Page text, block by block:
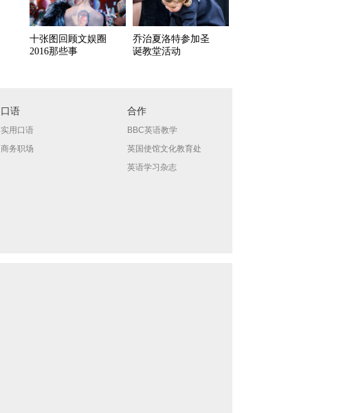
十张图回顾文娱圈
2016那些事
乔治夏洛特参加圣
诞教堂活动
口语
实用口语
商务职场
合作
BBC英语教学
英国使馆文化教育处
英语学习杂志